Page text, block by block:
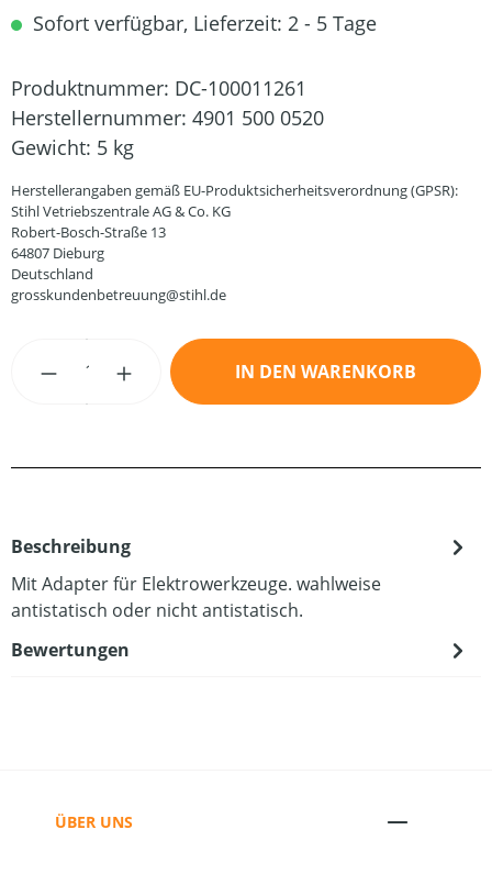
Sofort verfügbar, Lieferzeit: 2 - 5 Tage
Produktnummer: DC-100011261
Herstellernummer: 4901 500 0520
Gewicht: 5 kg
Herstellerangaben gemäß EU-Produktsicherheitsverordnung (GPSR):
Stihl Vetriebszentrale AG & Co. KG
Robert-Bosch-Straße 13
64807 Dieburg
Deutschland
grosskundenbetreuung@stihl.de
Produkt Anzahl: Gib den gewünschten
IN DEN WARENKORB
Beschreibung
Mit Adapter für Elektrowerkzeuge. wahlweise
antistatisch oder nicht antistatisch.
Bewertungen
ÜBER UNS